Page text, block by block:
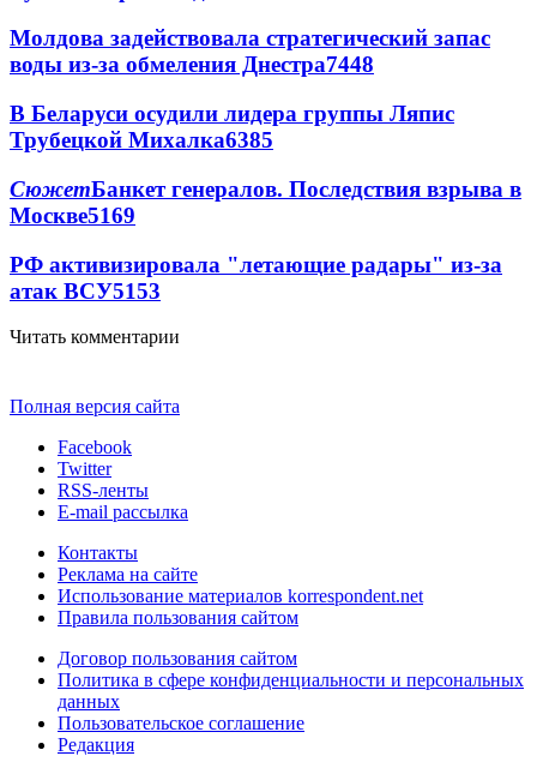
Молдова задействовала стратегический запас
воды из-за обмеления Днестра7448
В Беларуси осудили лидера группы Ляпис
Трубецкой Михалка6385
СюжетБанкет генералов. Последствия взрыва в
Москве5169
РФ активизировала "летающие радары" из-за
атак ВСУ5153
Читать комментарии
Полная версия сайта
Facebook
Twitter
RSS-ленты
E-mail рассылка
Контакты
Реклама на сайте
Использование материалов korrespondent.net
Правила пользования сайтом
Договор пользования сайтом
Политика в сфере конфиденциальности и персональных
данных
Пользовательское соглашение
Редакция